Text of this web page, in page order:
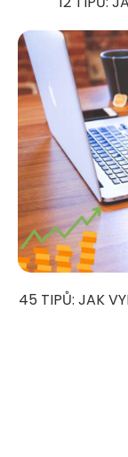
45 TIPŮ: JAK